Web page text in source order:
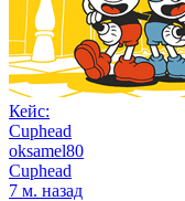
Кейс:
Cuphead
oksamel80
Cuphead
7 м. назад